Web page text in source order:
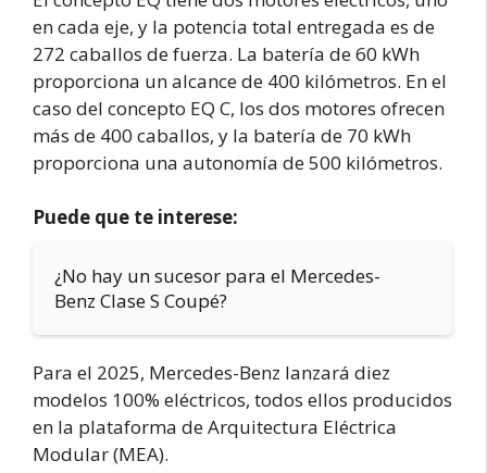
en cada eje, y la potencia total entregada es de
272 caballos de fuerza. La batería de 60 kWh
proporciona un alcance de 400 kilómetros. En el
caso del concepto EQ C, los dos motores ofrecen
más de 400 caballos, y la batería de 70 kWh
proporciona una autonomía de 500 kilómetros.
Puede que te interese:
¿No hay un sucesor para el Mercedes-
Benz Clase S Coupé?
Para el 2025, Mercedes-Benz lanzará diez
modelos 100% eléctricos, todos ellos producidos
en la plataforma de Arquitectura Eléctrica
Modular (MEA).